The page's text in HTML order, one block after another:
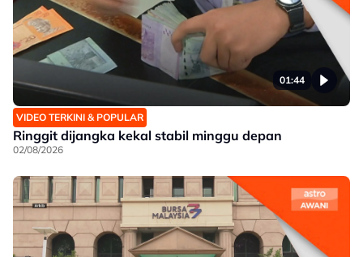
01:44
VIDEO TERKINI & POPULAR
Ringgit dijangka kekal stabil minggu depan
02/08/2026